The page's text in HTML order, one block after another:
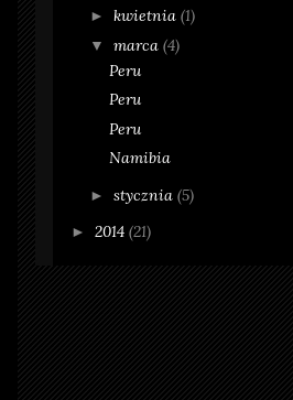
► kwietnia (1)
▼ marca (4)
Peru
Peru
Peru
Namibia
► stycznia (5)
► 2014 (21)